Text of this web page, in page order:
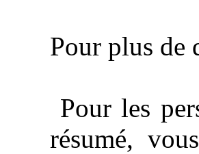
Pour plus de
Pour les
résumé,